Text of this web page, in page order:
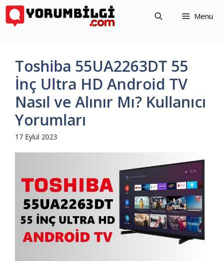
İçeriğe
atla
Menu
Toshiba 55UA2263DT 55
İnç Ultra HD Android TV
Nasıl ve Alınır Mı? Kullanıcı
Yorumları
17 Eylül 2023